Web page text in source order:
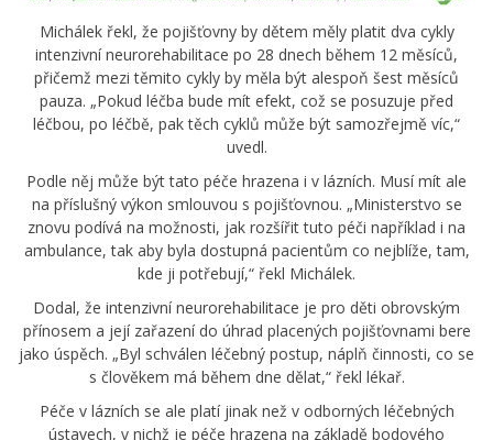
Michálek řekl, že pojišťovny by dětem měly platit dva cykly
intenzivní neurorehabilitace po 28 dnech během 12 měsíců,
přičemž mezi těmito cykly by měla být alespoň šest měsíců
pauza. „Pokud léčba bude mít efekt, což se posuzuje před
léčbou, po léčbě, pak těch cyklů může být samozřejmě víc,“
uvedl.
Podle něj může být tato péče hrazena i v lázních. Musí mít ale
na příslušný výkon smlouvou s pojišťovnou. „Ministerstvo se
znovu podívá na možnosti, jak rozšířit tuto péči například i na
ambulance, tak aby byla dostupná pacientům co nejblíže, tam,
kde ji potřebují,“ řekl Michálek.
Dodal, že intenzivní neurorehabilitace je pro děti obrovským
přínosem a její zařazení do úhrad placených pojišťovnami bere
jako úspěch. „Byl schválen léčebný postup, náplň činnosti, co se
s člověkem má během dne dělat,“ řekl lékař.
Péče v lázních se ale platí jinak než v odborných léčebných
ústavech, v nichž je péče hrazena na základě bodového